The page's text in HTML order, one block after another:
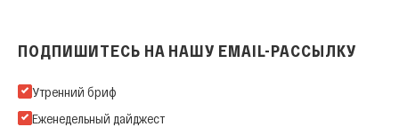
ПОДПИШИТЕСЬ НА НАШУ EMAIL-РАССЫЛКУ
Подпишитесь на нашу Email-рассылку
Утренний бриф
Еженедельный дайджест